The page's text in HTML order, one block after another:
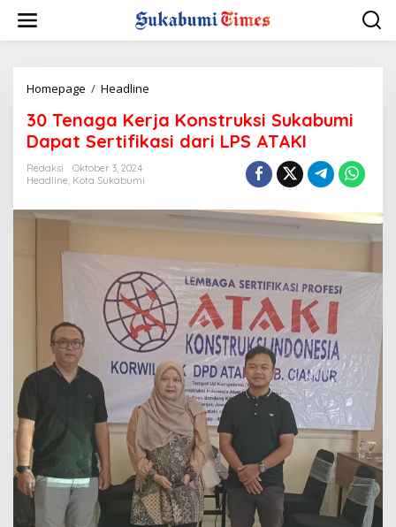
w
Homepage / Headline
T
e
n
e
a
K
o
n
s
t
r
u
k
s
i
S
u
k
a
b
30 Tenaga Kerja Konstruksi Sukabumi
Dapat Sertifikasi dari LPS ATAKI
Redaksi
Oktober 3, 2024
Headline, Kota Sukabumi